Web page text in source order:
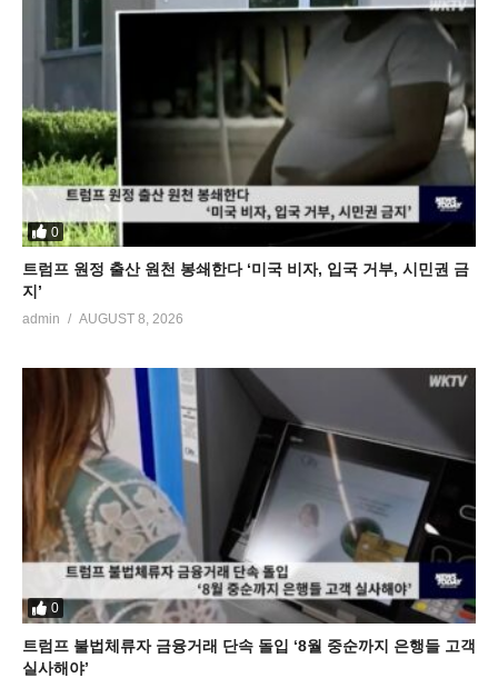
0
트럼프 원정 출산 원천 봉쇄한다 ‘미국 비자, 입국 거부, 시민권 금
지’
admin AUGUST 8, 2026
0
트럼프 불법체류자 금융거래 단속 돌입 ‘8월 중순까지 은행들 고객
실사해야’